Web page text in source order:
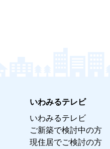
いわみるテレビ
いわみるテレビ
ご新築で検討中の方
現住居でご検討の方